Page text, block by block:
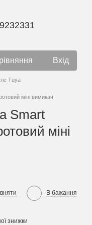
Вхід
Tuya
міні вимикач
Smart
міні
В бажання
знижки